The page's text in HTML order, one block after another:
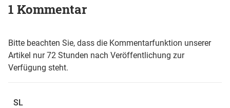
1 Kommentar
Bitte beachten Sie, dass die Kommentarfunktion unserer
Artikel nur 72 Stunden nach Veröffentlichung zur
Verfügung steht.
SL